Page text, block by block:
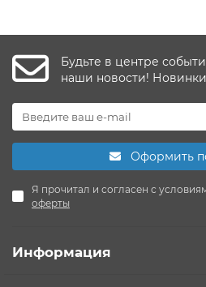
Будьте в центре
наши новости!
Оформить
Я прочитал и согласен с
оферты
Информация